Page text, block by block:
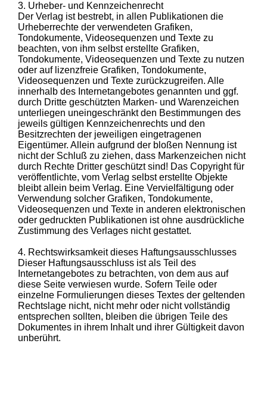
3. Urheber- und Kennzeichenrecht
Der Verlag ist bestrebt, in allen Publikationen die
Urheberrechte der verwendeten Grafiken,
Tondokumente, Videosequenzen und Texte zu
beachten, von ihm selbst erstellte Grafiken,
Tondokumente, Videosequenzen und Texte zu nutzen
oder auf lizenzfreie Grafiken, Tondokumente,
Videosequenzen und Texte zurückzugreifen. Alle
innerhalb des Internetangebotes genannten und ggf.
durch Dritte geschützten Marken- und Warenzeichen
unterliegen uneingeschränkt den Bestimmungen des
jeweils gültigen Kennzeichenrechts und den
Besitzrechten der jeweiligen eingetragenen
Eigentümer. Allein aufgrund der bloßen Nennung ist
nicht der Schluß zu ziehen, dass Markenzeichen nicht
durch Rechte Dritter geschützt sind! Das Copyright für
veröffentlichte, vom Verlag selbst erstellte Objekte
bleibt allein beim Verlag. Eine Vervielfältigung oder
Verwendung solcher Grafiken, Tondokumente,
Videosequenzen und Texte in anderen elektronischen
oder gedruckten Publikationen ist ohne ausdrückliche
Zustimmung des Verlages nicht gestattet.
4. Rechtswirksamkeit dieses Haftungsausschlusses
Dieser Haftungsausschluss ist als Teil des
Internetangebotes zu betrachten, von dem aus auf
diese Seite verwiesen wurde. Sofern Teile oder
einzelne Formulierungen dieses Textes der geltenden
Rechtslage nicht, nicht mehr oder nicht vollständig
entsprechen sollten, bleiben die übrigen Teile des
Dokumentes in ihrem Inhalt und ihrer Gültigkeit davon
unberührt.